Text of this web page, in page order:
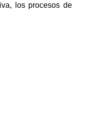
los procesos de